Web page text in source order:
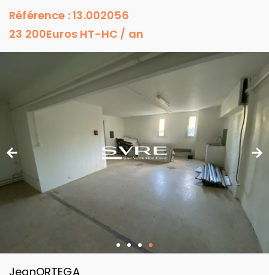
23 200Euros HT-HC / an
Référence : 13.002056
JeanORTEGA